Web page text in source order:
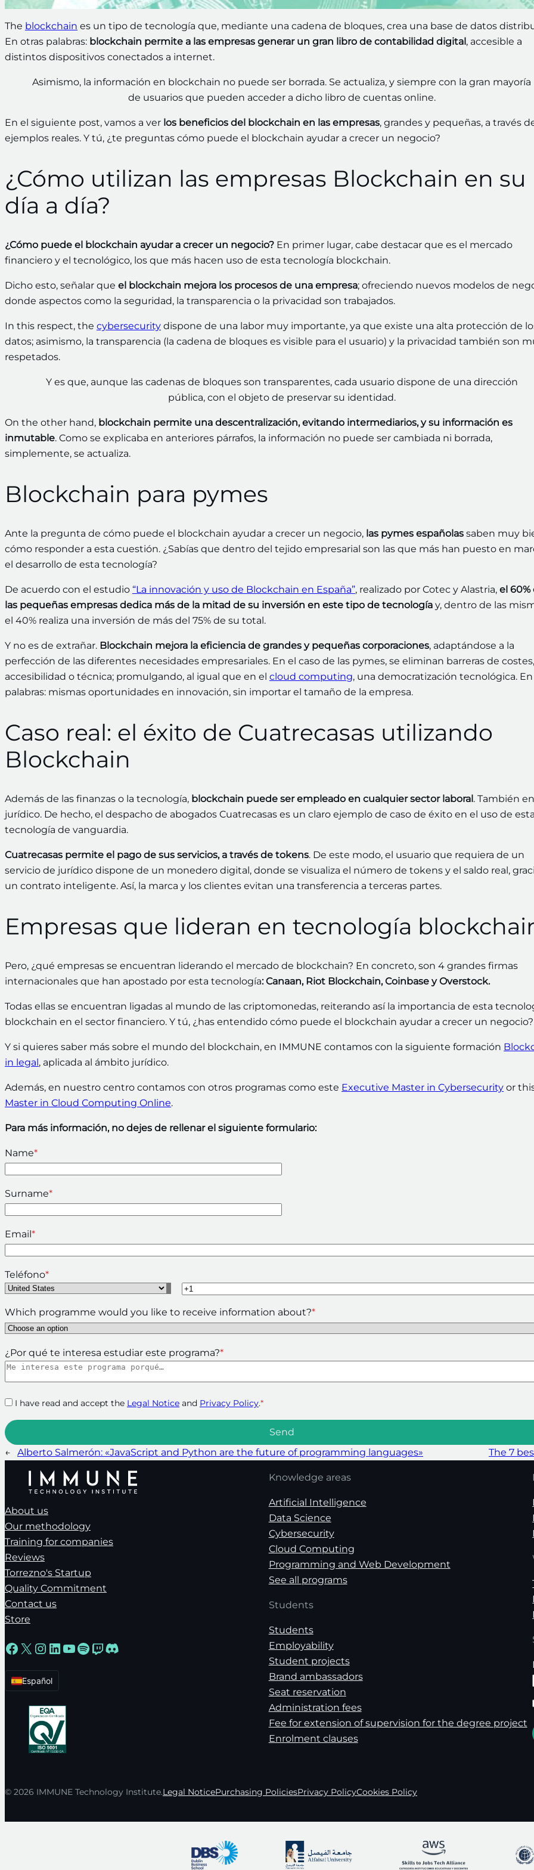
The blockchain es un tipo de tecnología que, mediante una cadena de bloques, crea una base de datos
En otras palabras: blockchain permite a las empresas generar un gran libro de contabilidad digital, accesible a
distintos dispositivos conectados a internet.
Asimismo, la información en blockchain no puede ser borrada. Se actualiza, y siempre con la gran mayoría
de usuarios que pueden acceder a dicho libro de cuentas online.
En el siguiente post, vamos a ver los beneficios del blockchain en las empresas, grandes y pequeñas, a través
ejemplos reales. Y tú, ¿te preguntas cómo puede el blockchain ayudar a crecer un negocio?
¿Cómo utilizan las empresas Blockchain en su
día a día?
¿Cómo puede el blockchain ayudar a crecer un negocio? En primer lugar, cabe destacar que es el mercado
financiero y el tecnológico, los que más hacen uso de esta tecnología blockchain.
Dicho esto, señalar que el blockchain mejora los procesos de una empresa; ofreciendo nuevos modelos de
donde aspectos como la seguridad, la transparencia o la privacidad son trabajados.
In this respect, the cybersecurity dispone de una labor muy importante, ya que existe una alta protección de
datos; asimismo, la transparencia (la cadena de bloques es visible para el usuario) y la privacidad también son
respetados.
Y es que, aunque las cadenas de bloques son transparentes, cada usuario dispone de una dirección
pública, con el objeto de preservar su identidad.
On the other hand, blockchain permite una descentralización, evitando intermediarios, y su información es
inmutable. Como se explicaba en anteriores párrafos, la información no puede ser cambiada ni borrada,
simplemente, se actualiza.
Blockchain para pymes
Ante la pregunta de cómo puede el blockchain ayudar a crecer un negocio, las pymes españolas saben muy
cómo responder a esta cuestión. ¿Sabías que dentro del tejido empresarial son las que más han puesto en
el desarrollo de esta tecnología?
De acuerdo con el estudio “La innovación y uso de Blockchain en España”, realizado por Cotec y Alastria, el 60%
las pequeñas empresas dedica más de la mitad de su inversión en este tipo de tecnología y, dentro de las
el 40% realiza una inversión de más del 75% de su total.
Y no es de extrañar. Blockchain mejora la eficiencia de grandes y pequeñas corporaciones, adaptándose a la
perfección de las diferentes necesidades empresariales. En el caso de las pymes, se eliminan barreras de costes,
accesibilidad o técnica; promulgando, al igual que en el cloud computing, una democratización tecnológica.
palabras: mismas oportunidades en innovación, sin importar el tamaño de la empresa.
Caso real: el éxito de Cuatrecasas utilizando
Blockchain
Además de las finanzas o la tecnología, blockchain puede ser empleado en cualquier sector laboral . También
jurídico. De hecho, el despacho de abogados Cuatrecasas es un claro ejemplo de caso de éxito en el uso de
tecnología de vanguardia.
Cuatrecasas permite el pago de sus servicios, a través de tokens. De este modo, el usuario que requiera de un
servicio de jurídico dispone de un monedero digital, donde se visualiza el número de tokens y el saldo real,
un contrato inteligente. Así, la marca y los clientes evitan una transferencia a terceras partes.
Empresas que lideran en tecnología
Pero, ¿qué empresas se encuentran liderando el mercado de blockchain? En concreto, son 4 grandes firmas
internacionales que han apostado por esta tecnología: Canaan, Riot Blockchain, Coinbase y Overstock.
Todas ellas se encuentran ligadas al mundo de las criptomonedas, reiterando así la importancia de esta
blockchain en el sector financiero. Y tú, ¿has entendido cómo puede el blockchain ayudar a crecer un negocio?
Y si quieres saber más sobre el mundo del blockchain, en IMMUNE contamos con la siguiente formación
in legal , aplicada al ámbito jurídico.
Además, en nuestro centro contamos con otros programas como este Executive Master in Cybersecurity or
Master in Cloud Computing Online.
Para más información, no dejes de rellenar el siguiente formulario:
Name*
Surname*
Email *
Teléfono*
Which programme would you like to receive information about?*
¿Por qué te interesa estudiar este programa?*
I have read and accept the Legal Notice and Privacy Policy.*
← Alberto Salmerón: «JavaScript and Python are the future of programming languages» The 7
About us
Our methodology
Training for companies
Reviews
Torrezno's Startup
Quality Commitment
Contact us
Store
Facebook
X Instagram
LinkedIn
YouTube
Spotify
Twitch
Discord
Español
Knowledge areas
Artificial Intelligence
Data Science
Cybersecurity
Cloud Computing
Programming and Web Development
See all programs
Students
Students
Employability
Student projects
Brand ambassadors
Seat reservation
Administration fees
Fee for extension of supervision for the degree project
Enrolment clauses
© 2026 IMMUNE Technology Institute.Legal NoticePurchasing PoliciesPrivacy PolicyCookies Policy